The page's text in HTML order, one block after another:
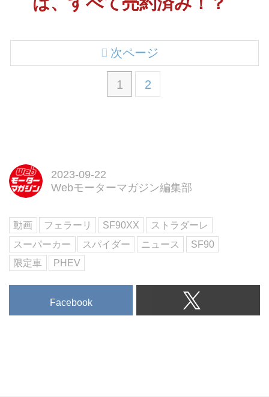
1 2
次ページ
2023-09-22
Webモーターマガジン編集部
動画 フェラーリ SF90XX
ストラダーレ
スーパーカー
スパイダー ニュース
SF90
限定車
PHEV
Facebook